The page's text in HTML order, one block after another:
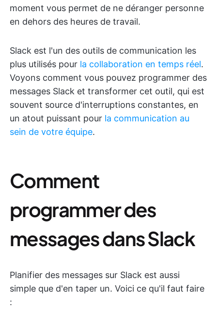
moment vous permet de ne déranger personne
en dehors des heures de travail.
Slack est l'un des outils de communication les
plus utilisés pour la collaboration en temps réel.
Voyons comment vous pouvez programmer des
messages Slack et transformer cet outil, qui est
souvent source d'interruptions constantes, en
un atout puissant pour la communication au
sein de votre équipe.
Comment
programmer des
messages dans Slack
Planifier des messages sur Slack est aussi
simple que d'en taper un. Voici ce qu'il faut faire
: